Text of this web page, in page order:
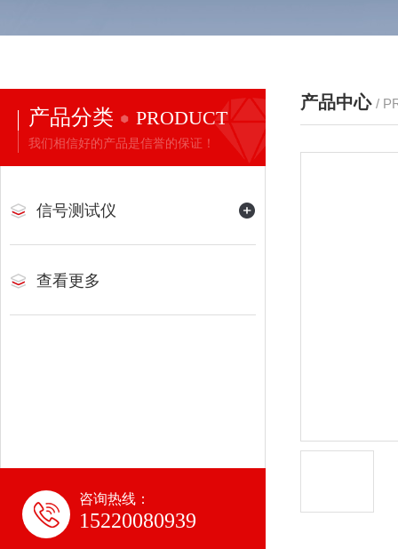
产品分类 PRODUCT
我们相信好的产品是信誉的保证！
信号测试仪
查看更多
咨询热线：
15220080939
产品中心 /